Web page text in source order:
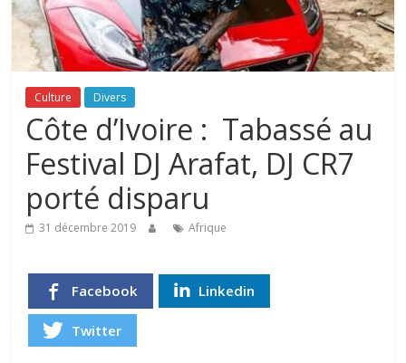
Culture Divers
Côte d’Ivoire : Tabassé au
Festival DJ Arafat, DJ CR7
porté disparu
31 décembre 2019 Afrique
Facebook Linkedin
Twitter